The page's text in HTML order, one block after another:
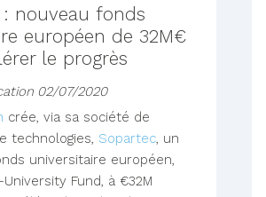
: nouveau fonds
européen de 32M€
le progrès
02/07/2020
crée, via sa société de
technologies, Sopartec, un
universitaire européen,
University Fund, à €32M